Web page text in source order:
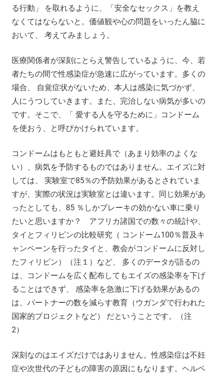
る行動」 を取れるように、「安全なセックス」を教え
なくてはならないと。価値観や心の問題をいったん脇に
おいて、 考えてみましょう。
医療関係者が深刻にとらえ警告しているように、今、若
者たちの間で性感染症が急速に広がっています。多くの
場合、 自覚症状がないため、本人は感染に気づかず、
人にうつしていきます。また、完治しない病気が多いの
です。そこで、「 愛する人を守るために」コンドーム
を使おう、と呼びかけられています。
コンドームはもともと避妊具で（あまり効率のよくな
い）、病気を予防するものではありません。エイズに対
しては、 実験室で85％の予防効果があるとされていま
すが、実際の状況は実験室とは違います。同じ効果があ
ったとしても、85 ％しかブレーキの効かない車に乗り
たいと思いますか？ アフリカ諸国での数々の統計や、
タイとフィリピンの比較研究（ コンドーム100％普及キ
ャンペーンを行ったタイと、教会がコンドームに反対し
たフィリピン）（注１）など、 多くのデータが語るの
は、コンドームを広く配布してもエイズの感染率を下げ
ることはできず、 感染率を急激に下げる効果があるの
は、パートナーの数を減らす教育（ウガンダで行われた
国家的プロジェクトなど） だということです。（注
2）
深刻なのはエイズだけではありません。性感染症は不妊
症や次世代の子どもの障害の原因にもなります。ヘルペ